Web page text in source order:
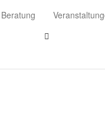
Beratung